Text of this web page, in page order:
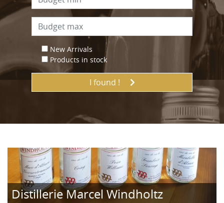
New Arrivals
Products in stock
I found !
Distillerie Marcel Windholtz